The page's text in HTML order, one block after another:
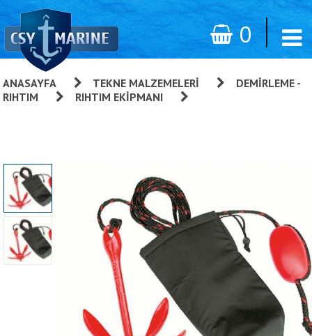
0
ANASAYFA TEKNE MALZEMELERI
DEMIRLEME -
RIHTIM
RIHTIM EKIPMANI